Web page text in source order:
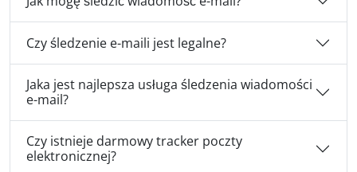
Czy śledzenie e-maili jest legalne?
Jaka jest najlepsza usługa śledzenia wiadomości
e-mail?
Czy istnieje darmowy tracker poczty
elektronicznej?